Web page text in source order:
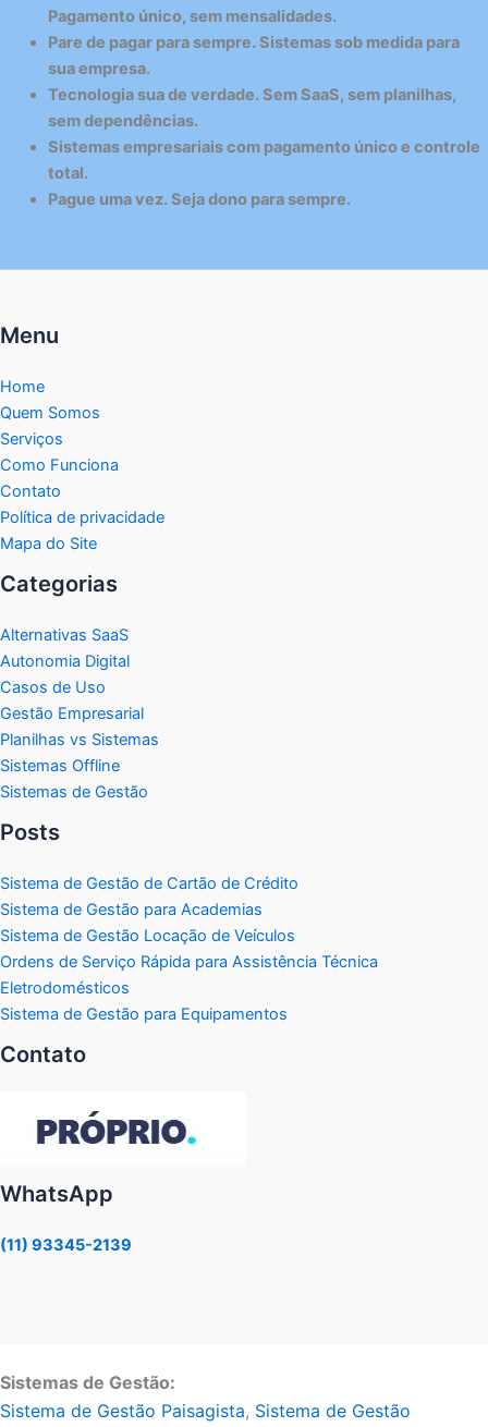
Pagamento único, sem mensalidades.
Pare de pagar para sempre. Sistemas sob medida para
sua empresa.
Tecnologia sua de verdade. Sem SaaS, sem planilhas,
sem dependências.
Sistemas empresariais com pagamento único e controle
total.
Pague uma vez. Seja dono para sempre.
Menu
Home
Quem Somos
Serviços
Como Funciona
Contato
Política de privacidade
Mapa do Site
Categorias
Alternativas SaaS
Autonomia Digital
Casos de Uso
Gestão Empresarial
Planilhas vs Sistemas
Sistemas Offline
Sistemas de Gestão
Posts
Sistema de Gestão de Cartão de Crédito
Sistema de Gestão para Academias
Sistema de Gestão Locação de Veículos
Ordens de Serviço Rápida para Assistência Técnica
Eletrodomésticos
Sistema de Gestão para Equipamentos
Contato
WhatsApp
(11) 93345-2139
Sistemas de Gestão:
Sistema de Gestão Paisagista, Sistema de Gestão